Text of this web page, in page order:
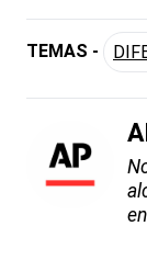
TEMAS -